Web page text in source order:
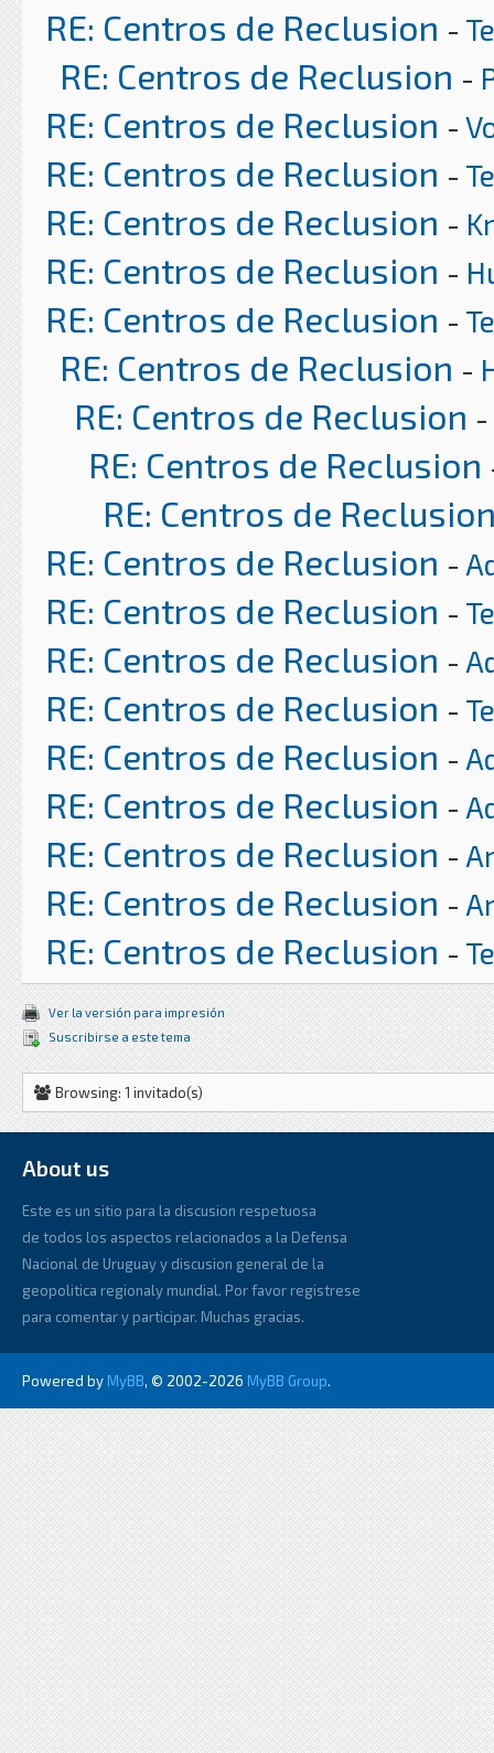
RE: Centros de Reclusion -
RE: Centros de Reclusion -
RE: Centros de Reclusion -
RE: Centros de Reclusion -
RE: Centros de Reclusion -
RE: Centros de Reclusion -
RE: Centros de Reclusion -
RE: Centros de Reclusion -
RE: Centros de Reclusion -
RE: Centros de Reclusion
RE: Centros de
RE: Centros de Reclusion -
RE: Centros de Reclusion -
RE: Centros de Reclusion -
RE: Centros de Reclusion -
RE: Centros de Reclusion -
RE: Centros de Reclusion -
RE: Centros de Reclusion -
RE: Centros de Reclusion -
RE: Centros de Reclusion -
Ver la versión para impresión
Suscribirse a este tema
Browsing: 1 invitado(s)
About us
Este es un sitio para la discusion respetuosa
de todos los aspectos relacionados a la Defensa
Nacional de Uruguay y discusion general de la
geopolitica regionaly mundial. Por favor registrese
para comentar y participar. Muchas gracias.
Powered by MyBB, © 2002-2026 MyBB Group.